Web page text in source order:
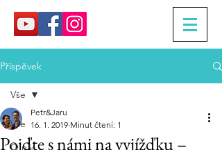
Příspěvek
Vše
O nás
Vše
Pojďte s námi na vyjížďku –
Petr&Jaru
16. 1. 2019 Minut čtení: 1